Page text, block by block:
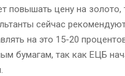
повышать цену на
сейчас
на это 15-20
бумагам, так как ЕЦБ